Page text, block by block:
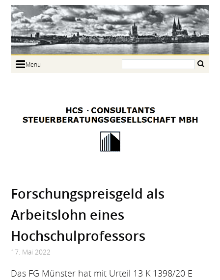
Menu
Links
Forschungspreisgeld als
Arbeitslohn eines
Hochschulprofessors
17. Mai 2022
Das FG Münster hat mit Urteil 13 K 1398/20 E